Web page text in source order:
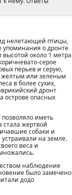
нелетающей птицы,
о дронте
около 1 метра
серое
перьев и серую,
желтым или зеленым
в более сухих,
дронт
острове опасных
иметь
стала жертвой
собаки и
на земле.
веса и
наблюдение
было замечено
додо